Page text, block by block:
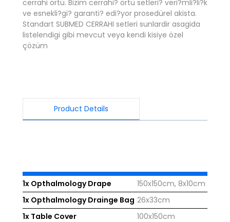
cerrahi örtü. Bizim cerrahi? örtü setleri? veri?mli?li?k
ve esnekli?gi? garanti? edi?yor prosedürel akista.
Standart SUBMED CERRAHI setleri sunlardir asagida
listelendigi gibi mevcut veya kendi kisiye özel
çözüm
Product Details
1x Opthalmology Drape
150x150cm, 8x10cm
1x Opthalmology Drainge Bag 26x33cm
1x Table Cover
100x150cm